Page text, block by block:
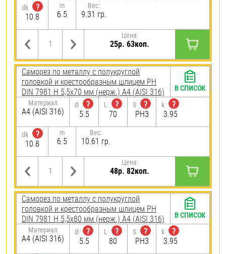
dk
?
10.8
m
6.5
Вес:
9.31 гр.
Цена:
25р. 63коп.
Саморез по металлу с полукруглой
головкой и крестообразным шлицем PH
DIN 7981 H 5,5х70 мм (нерж.) A4 (AISI 316)
Материал
A4 (AISI 316)
Ø
?
5.5
L
?
70
S
?
PH3
k
?
3.95
dk
?
10.8
m
6.5
Вес:
10.61 гр.
Цена:
48р. 82коп.
В СПИСОК
Саморез по металлу с полукруглой
головкой и крестообразным шлицем PH
DIN 7981 H 5,5х80 мм (нерж.) A4 (AISI 316)
Материал
A4 (AISI 316)
Ø
?
5.5
L
?
80
S
?
PH3
k
?
3.95
В СПИСОК